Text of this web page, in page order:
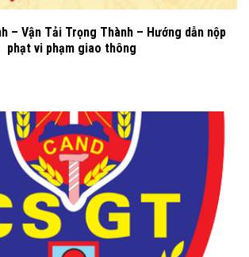
– Vận Tải Trọng Thành – Hướng dẫn nộp
phạt vi phạm giao thông